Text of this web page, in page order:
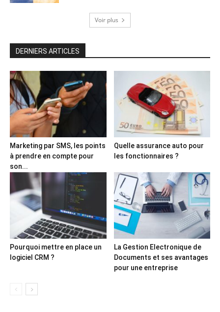
Voir plus
DERNIERS ARTICLES
Marketing par SMS, les points
à prendre en compte pour
son...
Quelle assurance auto pour
les fonctionnaires ?
Pourquoi mettre en place un
logiciel CRM ?
La Gestion Electronique de
Documents et ses avantages
pour une entreprise